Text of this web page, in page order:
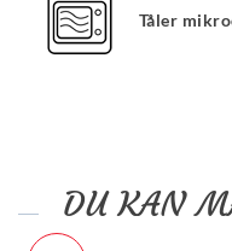
Tåler
DU KAN